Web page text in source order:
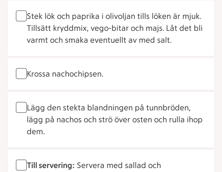
Stek lök och paprika i olivoljan tills löken är mjuk.
Tillsätt kryddmix, vego-bitar och majs. Låt det bli
varmt och smaka eventuellt av med salt.
Krossa nachochipsen.
Lägg den stekta blandningen på tunnbröden,
lägg på nachos och strö över osten och rulla ihop
dem.
Till servering: Servera med sallad och